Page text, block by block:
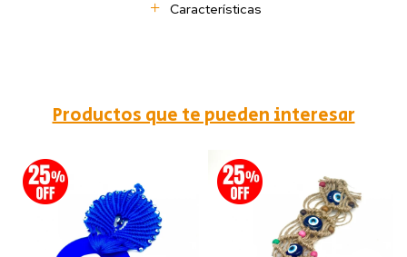
Características
Productos que te pueden interesar